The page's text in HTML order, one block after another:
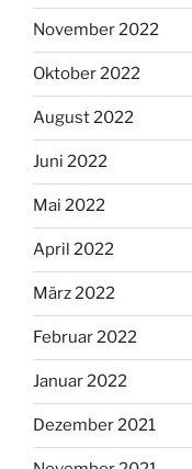
November 2022
Oktober 2022
August 2022
Juni 2022
Mai 2022
April 2022
März 2022
Februar 2022
Januar 2022
Dezember 2021